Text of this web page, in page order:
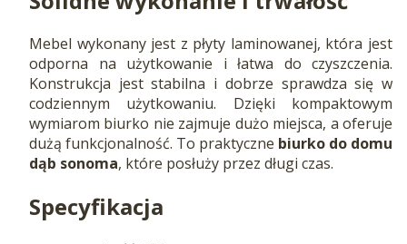
Mebel wykonany jest z płyty laminowanej, która jest
odporna na użytkowanie i łatwa do czyszczenia.
Konstrukcja jest stabilna i dobrze sprawdza się w
codziennym użytkowaniu. Dzięki kompaktowym
wymiarom biurko nie zajmuje dużo miejsca, a oferuje
dużą funkcjonalność. To praktyczne biurko do domu
dąb sonoma, które posłuży przez długi czas.
Specyfikacja